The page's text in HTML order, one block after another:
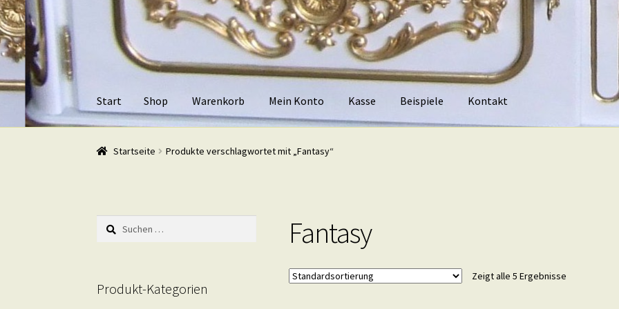
Zur
Navigation
springen
Zum
Inhalt
springen
Start Shop Warenkorb Mein Konto Kasse Beispiele Kontakt
Start ShopWarenkorb Mein Konto Kasse Beispiele
Startseite Produkte verschlagwortet mit „Fantasy“
Fantasy
Zeigt alle 5 Ergebnisse
Suchen
nach:
Produkt-Kategorien